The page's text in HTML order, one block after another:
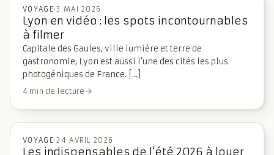
VOYAGE·3 MAI 2026
Lyon en vidéo : les spots incontournables
à filmer
Capitale des Gaules, ville lumière et terre de
gastronomie, Lyon est aussi l’une des cités les plus
photogéniques de France. […]
4 min de lecture
VOYAGE·24 AVRIL 2026
Les indispensables de l’été 2026 à louer